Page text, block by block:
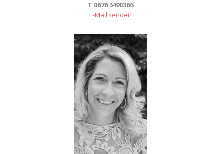
T 0676 6490366
E-Mail senden